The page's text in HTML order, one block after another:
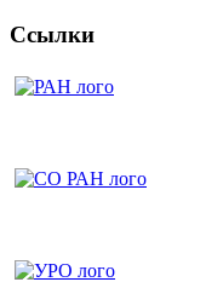
Ссылки